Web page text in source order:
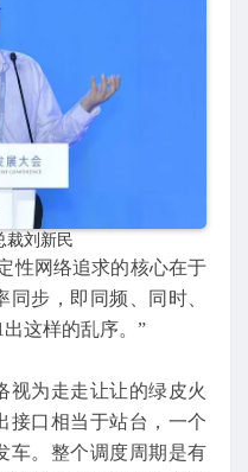
裁刘新民
性网络追求的核心在于
步，即同频、同时、
出这样的乱序。”
视为走走让让的绿皮火
接口相当于站台，一个
车。整个调度周期是有